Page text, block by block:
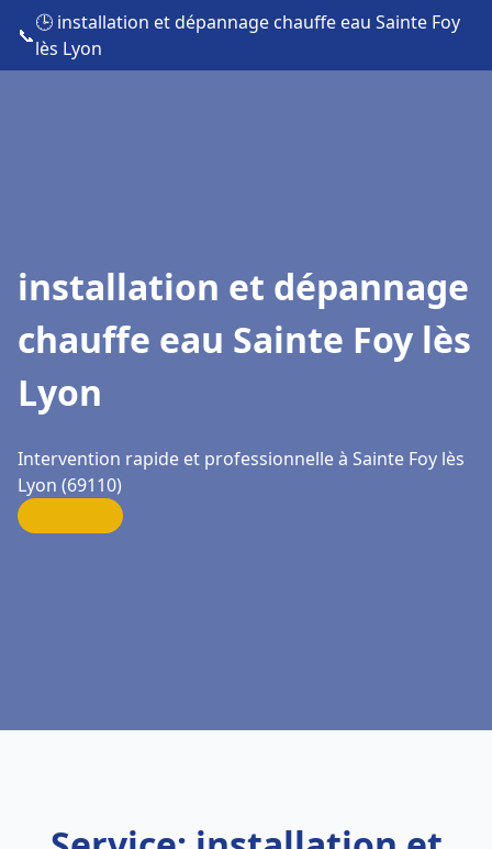
📞
🕒 installation et dépannage chauffe eau Sainte Foy
lès Lyon
installation et dépannage
chauffe eau Sainte Foy lès
Lyon
Intervention rapide et professionnelle à Sainte Foy lès
Lyon (69110)